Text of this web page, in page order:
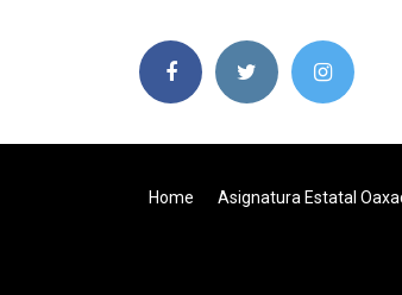
Home Asignatura Estatal